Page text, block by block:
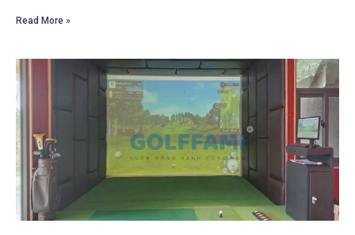
Read More »